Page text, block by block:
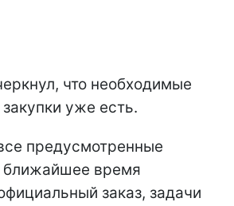
что необходимые
уже есть.
предусмотренные
время
заказ, задачи